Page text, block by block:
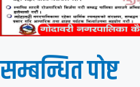
सम्बन्धित पाेष्ट